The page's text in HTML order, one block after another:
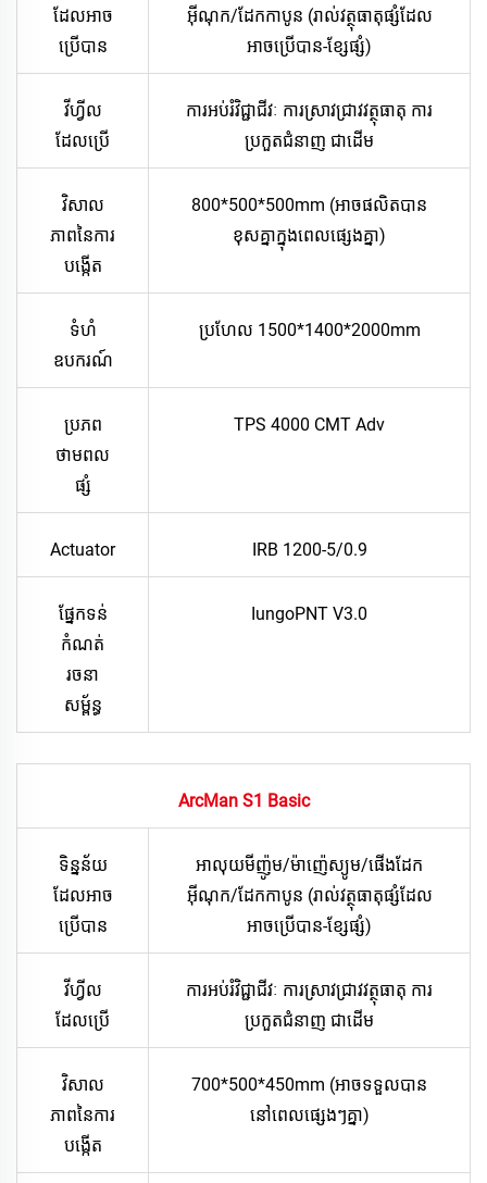
ដែលអាច
ប្រើបាន
អ៊ីណុក/ដែកកាបូន (រាល់វត្ថុធាតុផ្សំដែល
អាចប្រើបាន-ខ្សែផ្សំ)
វីហ្វីល
ដែលប្រើ
ការអប់រំវិជ្ជាជីវៈ ការស្រាវជ្រាវវត្ថុធាតុ ការ
ប្រកួតជំនាញ ជាដើម
វិសាល
ភាពនៃការ
បង្កើត
800*500*500mm (អាចផលិតបាន
ខុសគ្នាក្នុងពេលផ្សេងគ្នា)
ទំហំ
ឧបករណ៍
ប្រហែល 1500*1400*2000mm
ប្រភព
ថាមពល
ផ្សំ
TPS 4000 CMT Adv
Actuator IRB 1200-5/0.9
ផ្នែកទន់
កំណត់
រចនា
សម្ព័ន្ធ
IungoPNT V3.0
ArcMan S1 Basic
ទិន្នន័យ
ដែលអាច
ប្រើបាន
អាលុយមីញ៉ូម/ម៉ាញ៉េស្យូម/ផើងដែក
អ៊ីណុក/ដែកកាបូន (រាល់វត្ថុធាតុផ្សំដែល
អាចប្រើបាន-ខ្សែផ្សំ)
វីហ្វីល
ដែលប្រើ
ការអប់រំវិជ្ជាជីវៈ ការស្រាវជ្រាវវត្ថុធាតុ ការ
ប្រកួតជំនាញ ជាដើម
វិសាល
ភាពនៃការ
បង្កើត
700*500*450mm (អាចទទួលបាន
នៅពេលផ្សេងៗគ្នា)